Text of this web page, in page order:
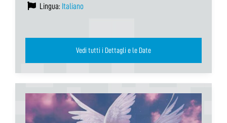
Lingua: Italiano
Vedi tutti i Dettagli e le Date